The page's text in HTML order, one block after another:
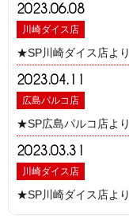
2023.06.08
川崎ダイス店
★SP川崎ダイス店より
2023.04.11
広島パルコ店
★SP広島パルコ店より
2023.03.31
川崎ダイス店
★SP川崎ダイス店より